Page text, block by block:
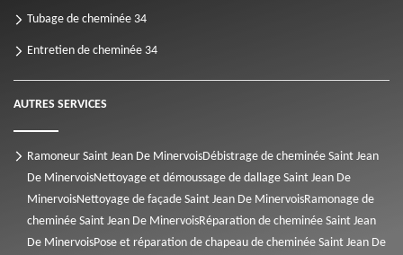
Tubage de cheminée 34
Entretien de cheminée 34
AUTRES SERVICES
Ramoneur Saint Jean De MinervoisDébistrage de cheminée Saint Jean
De MinervoisNettoyage et démoussage de dallage Saint Jean De
MinervoisNettoyage de façade Saint Jean De MinervoisRamonage de
cheminée Saint Jean De MinervoisRéparation de cheminée Saint Jean
De MinervoisPose et réparation de chapeau de cheminée Saint Jean De